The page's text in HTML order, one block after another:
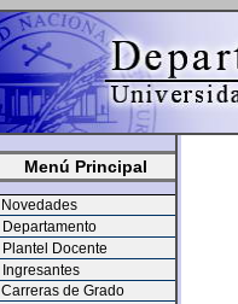
Menú Principal
Novedades
Departamento
Plantel Docente
Ingresantes
Carreras de Grado